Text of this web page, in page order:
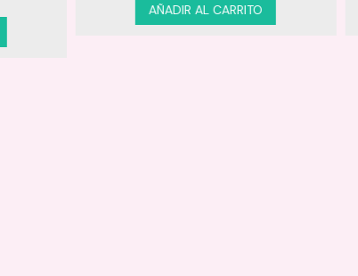
AÑADIR AL CARRITO